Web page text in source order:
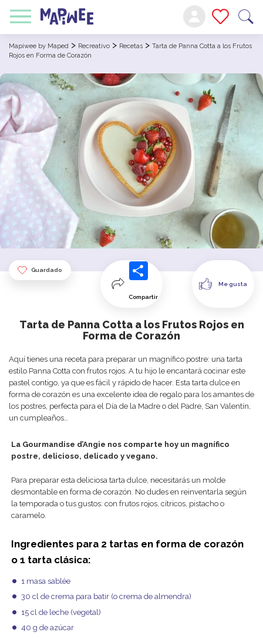
Mapiwee by Maped > Recreativo > Recetas > Tarta de Panna Cotta a los Frutos
Rojos en Forma de Corazón
Guardado
Compartir
Me gusta
Tarta de Panna Cotta a los Frutos Rojos en
Forma de Corazón
Aquí tienes una receta para preparar un magnífico postre: una tarta
estilo Panna Cotta con frutos rojos. A tu hijo le encantará cocinar este
pastel contigo, ya que es fácil y rápido de hacer. Esta tarta dulce en
forma de corazón es una excelente idea de regalo para los amantes de
los postres, perfecta para el Día de la Madre o del Padre, San Valentín,
un cumpleaños…
La Gourmandise d’Angie nos comparte hoy un magnífico
postre, delicioso, delicado y vegano.
Para preparar esta deliciosa tarta dulce, necesitarás un molde
desmontable en forma de corazón. No dudes en reinventarla según
la temporada o tus gustos: con frutos rojos, cítricos, pistacho o
caramelo.
Ingredientes para 2 tartas en forma de corazón
o 1 tarta clásica:
1 masa sablée
30 cl de crema para batir (o crema de almendra)
15 cl de leche (vegetal)
40 g de azúcar